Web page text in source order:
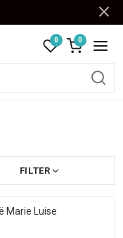
0 0
FILTER